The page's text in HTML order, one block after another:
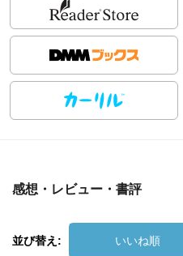
感想・レビュー・書評
並び替え: いいね順